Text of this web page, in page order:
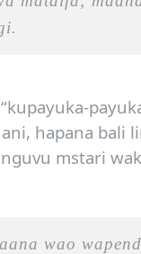
hapana bali
nguvu mstari
wao